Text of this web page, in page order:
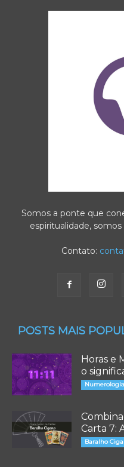
Somos a ponte que
espiritualidade,
Contato:
POSTS MAIS
Horas e
o
Numerologia
Carta 7:
Baralho